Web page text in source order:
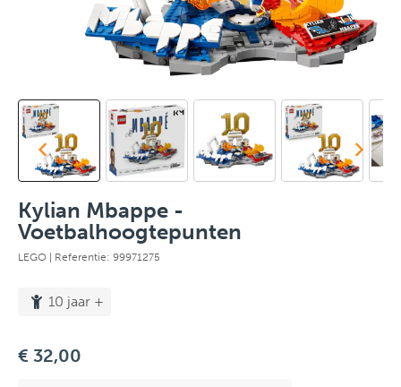
Kylian Mbappe -
Voetbalhoogtepunten
LEGO | Referentie: 99971275
10 jaar +
€ 32,00